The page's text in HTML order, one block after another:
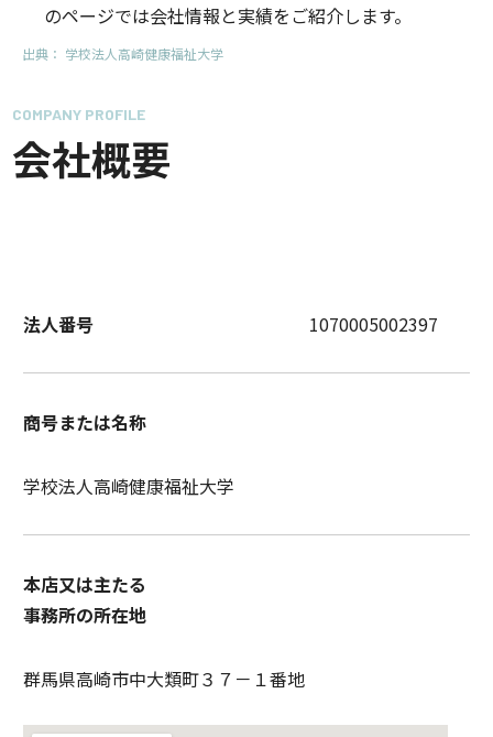
のページでは会社情報と実績をご紹介します。
出典： 学校法人高崎健康福祉大学
COMPANY PROFILE
会社概要
法人番号 1070005002397
商号または名称
学校法人高崎健康福祉大学
本店又は主たる
事務所の所在地
群馬県高崎市中大類町３７－１番地